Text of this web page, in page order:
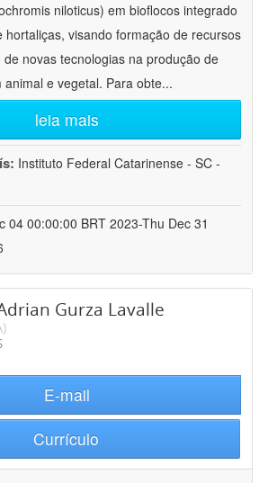
niloticus) em bioflocos integrado
hortaliças, visando formação de recursos
novas tecnologias na produção de
e vegetal. Para obte...
leia mais
Instituto Federal Catarinense - SC -
04 00:00:00 BRT 2023-Thu Dec 31
Gurza Lavalle
E-mail
Currículo